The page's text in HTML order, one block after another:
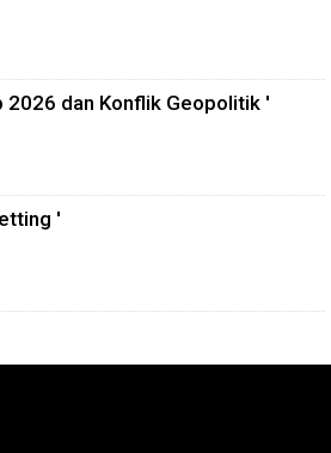
2026 dan Konflik Geopolitik '
'